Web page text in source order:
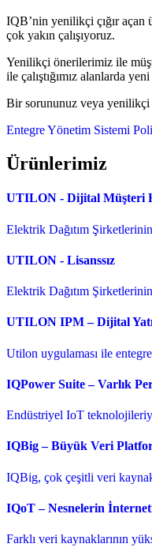
IQB’nin yenilikçi çığır açan
çok yakın çalışıyoruz.
Yenilikçi önerilerimiz ile
ile çalıştığımız alanlarda
Bir sorununuz veya yenilikçi
Entegre Yönetim Sistemi
Ürünlerimiz
UTILON - Dijital Müşteri
Elektrik Dağıtım
UTILON - Lisanssız
Elektrik Dağıtım
UTILON IPM – Dijital
Utilon uygulaması ile
IQPower Suite – Varlık
Endüstriyel IoT
IQBig – Büyük Veri
IQBig, çok çeşitli veri
IQoT – Nesnelerin
Farklı veri kaynaklarının